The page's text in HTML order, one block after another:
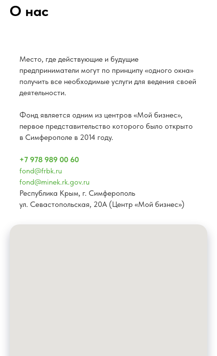
О нас
Место, где действующие и будущие
предприниматели могут по принципу «одного окна»
получить все необходимые услуги для ведения своей
деятельности.
Фонд является одним из центров «Мой бизнес»,
первое представительство которого было открыто
в Симферополе в 2014 году.
+7 978 989 00 60
fond@frbk.ru
fond@minek.rk.gov.ru
Республика Крым, г. Симферополь
ул. Севастопольская, 20А (Центр «Мой бизнес»)